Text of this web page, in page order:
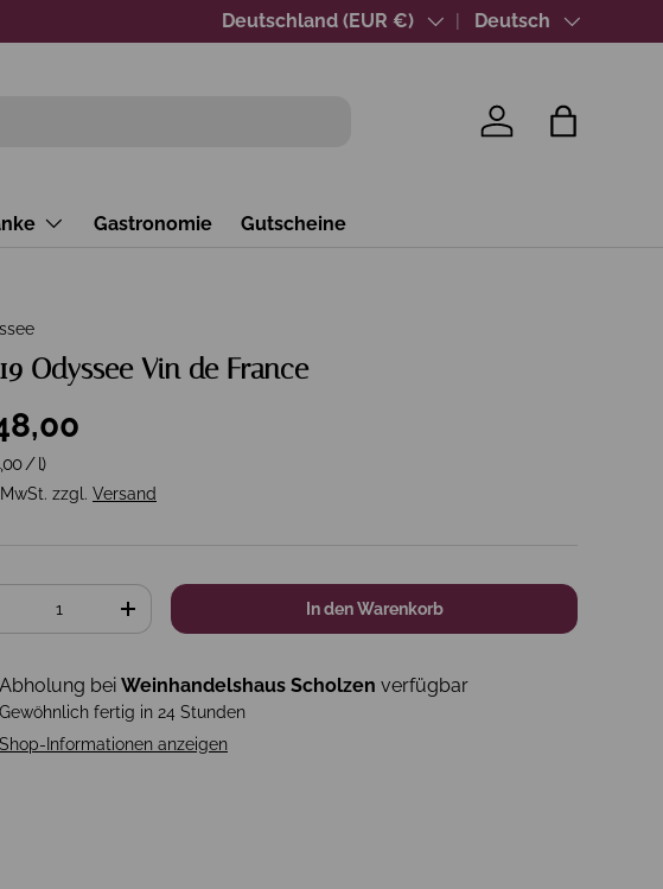
Über 40 Jahre Wein-Expertise
Land/Region
Deutschland (EUR €) SpracheDeutsch
Einloggen
Gastronomie Gutscheine
Odyssee Vin de France
/l)
MwSt. zzgl. Versand
+ In den Warenkorb
Abholung bei Weinhandelshaus Scholzen verfügbar
Gewöhnlich fertig in 24 Stunden
Shop-Informationen anzeigen